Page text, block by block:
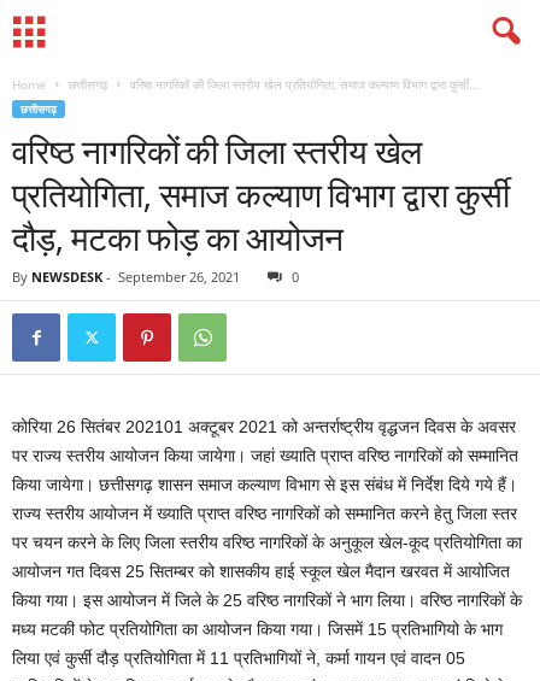
Home छत्तीसगढ़ वरिष्ठ नागरिकों की जिला स्तरीय खेल प्रतियोगिता, समाज कल्याण विभाग द्वारा कुर्सी...
छत्तीसगढ़
वरिष्ठ नागरिकों की जिला स्तरीय खेल
प्रतियोगिता, समाज कल्याण विभाग द्वारा कुर्सी
दौड़, मटका फोड़ का आयोजन
By NEWSDESK - September 26, 2021 0
कोरिया 26 सितंबर 202101 अक्टूबर 2021 को अन्तर्राष्ट्रीय वृद्धजन दिवस के अवसर
पर राज्य स्तरीय आयोजन किया जायेगा। जहां ख्याति प्राप्त वरिष्ठ नागरिकों को सम्मानित
किया जायेगा। छत्तीसगढ़ शासन समाज कल्याण विभाग से इस संबंध में निर्देश दिये गये हैं।
राज्य स्तरीय आयोजन में ख्याति प्राप्त वरिष्ठ नागरिकों को सम्मानित करने हेतु जिला स्तर
पर चयन करने के लिए जिला स्तरीय वरिष्ठ नागरिकों के अनुकूल खेल-कूद प्रतियोगिता का
आयोजन गत दिवस 25 सितम्बर को शासकीय हाई स्कूल खेल मैदान खरवत में आयोजित
किया गया। इस आयोजन में जिले के 25 वरिष्ठ नागरिकों ने भाग लिया। वरिष्ठ नागरिकों के
मध्य मटकी फोट प्रतियोगिता का आयोजन किया गया। जिसमें 15 प्रतिभागियो के भाग
लिया एवं कुर्सी दौड़ प्रतियोगिता में 11 प्रतिभागियों ने, कर्मा गायन एवं वादन 05